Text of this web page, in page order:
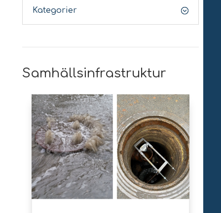
Kategorier
Samhällsinfrastruktur